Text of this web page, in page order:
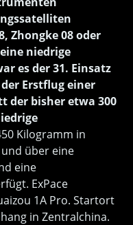
Zhongke 08 oder
niedrige
es der 31. Einsatz
Erstflug einer
der bisher etwa 300
Kilogramm in
über eine
eine
ExPace
1A Pro. Startort
in Zentralchina.